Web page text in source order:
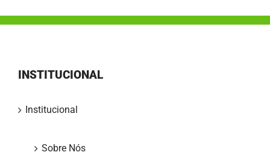
INSTITUCIONAL
Institucional
Sobre Nós